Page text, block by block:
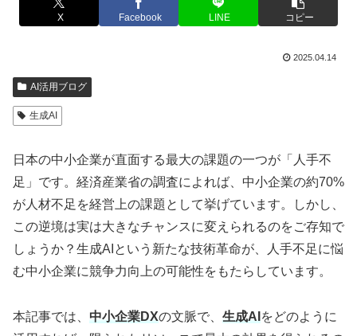
X Facebook LINE コピー
2025.04.14
AI活用ブログ
生成AI
日本の中小企業が直面する最大の課題の一つが「人手不
足」です。経済産業省の調査によれば、中小企業の約70%
が人材不足を経営上の課題として挙げています。しかし、
この逆境は実は大きなチャンスに変えられるのをご存知で
しょうか？生成AIという新たな技術革命が、人手不足に悩
む中小企業に競争力向上の可能性をもたらしています。
本記事では、 中小企業DXの文脈で、 生成AI をどのように